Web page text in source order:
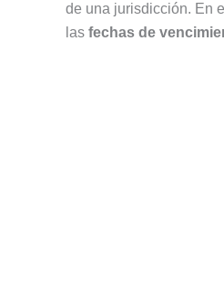
de una jurisdicción. En
las fechas de